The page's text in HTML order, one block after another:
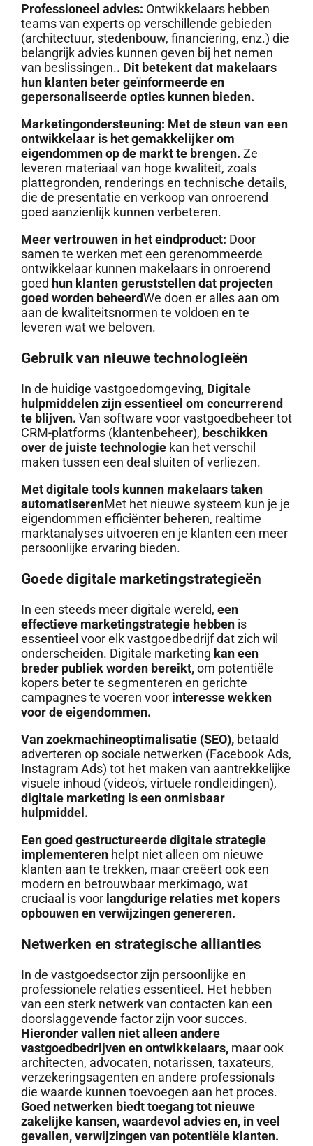
Professioneel advies: Ontwikkelaars hebben
teams van experts op verschillende gebieden
(architectuur, stedenbouw, financiering, enz.) die
belangrijk advies kunnen geven bij het nemen
van beslissingen.. Dit betekent dat makelaars
hun klanten beter geïnformeerde en
gepersonaliseerde opties kunnen bieden.
Marketingondersteuning: Met de steun van een
ontwikkelaar is het gemakkelijker om
eigendommen op de markt te brengen. Ze
leveren materiaal van hoge kwaliteit, zoals
plattegronden, renderings en technische details,
die de presentatie en verkoop van onroerend
goed aanzienlijk kunnen verbeteren.
Meer vertrouwen in het eindproduct: Door
samen te werken met een gerenommeerde
ontwikkelaar kunnen makelaars in onroerend
goed hun klanten geruststellen dat projecten
goed worden beheerdWe doen er alles aan om
aan de kwaliteitsnormen te voldoen en te
leveren wat we beloven.
Gebruik van nieuwe technologieën
In de huidige vastgoedomgeving, Digitale
hulpmiddelen zijn essentieel om concurrerend
te blijven. Van software voor vastgoedbeheer tot
CRM-platforms (klantenbeheer), beschikken
over de juiste technologiekan het verschil
maken tussen een deal sluiten of verliezen.
Met digitale tools kunnen makelaars taken
automatiserenMet het nieuwe systeem kun je je
eigendommen efficiënter beheren, realtime
marktanalyses uitvoeren en je klanten een meer
persoonlijke ervaring bieden.
Goede digitale marketingstrategieën
In een steeds meer digitale wereld, een
effectieve marketingstrategie hebbenis
essentieel voor elk vastgoedbedrijf dat zich wil
onderscheiden. Digitale marketing kan een
breder publiek worden bereikt,om potentiële
kopers beter te segmenteren en gerichte
campagnes te voeren voor interesse wekken
voor de eigendommen.
Van zoekmachineoptimalisatie (SEO),betaald
adverteren op sociale netwerken (Facebook Ads,
Instagram Ads) tot het maken van aantrekkelijke
visuele inhoud (video's, virtuele rondleidingen),
digitale marketing is een onmisbaar
hulpmiddel.
Een goed gestructureerde digitale strategie
implementerenhelpt niet alleen om nieuwe
klanten aan te trekken, maar creëert ook een
modern en betrouwbaar merkimago, wat
cruciaal is voorlangdurige relaties met kopers
opbouwen en verwijzingen genereren.
Netwerken en strategische allianties
In de vastgoedsector zijn persoonlijke en
professionele relaties essentieel. Het hebben
van een sterk netwerk van contacten kan een
doorslaggevende factor zijn voor succes.
Hieronder vallen niet alleen andere
vastgoedbedrijven en ontwikkelaars, maar ook
architecten, advocaten, notarissen, taxateurs,
verzekeringsagenten en andere professionals
die waarde kunnen toevoegen aan het proces.
Goed netwerken biedt toegang tot nieuwe
zakelijke kansen, waardevol advies en, in veel
gevallen, verwijzingen van potentiële klanten.